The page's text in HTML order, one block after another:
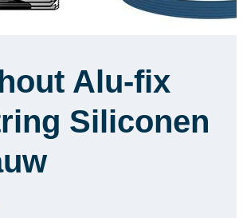
Alu-fix
Siliconen